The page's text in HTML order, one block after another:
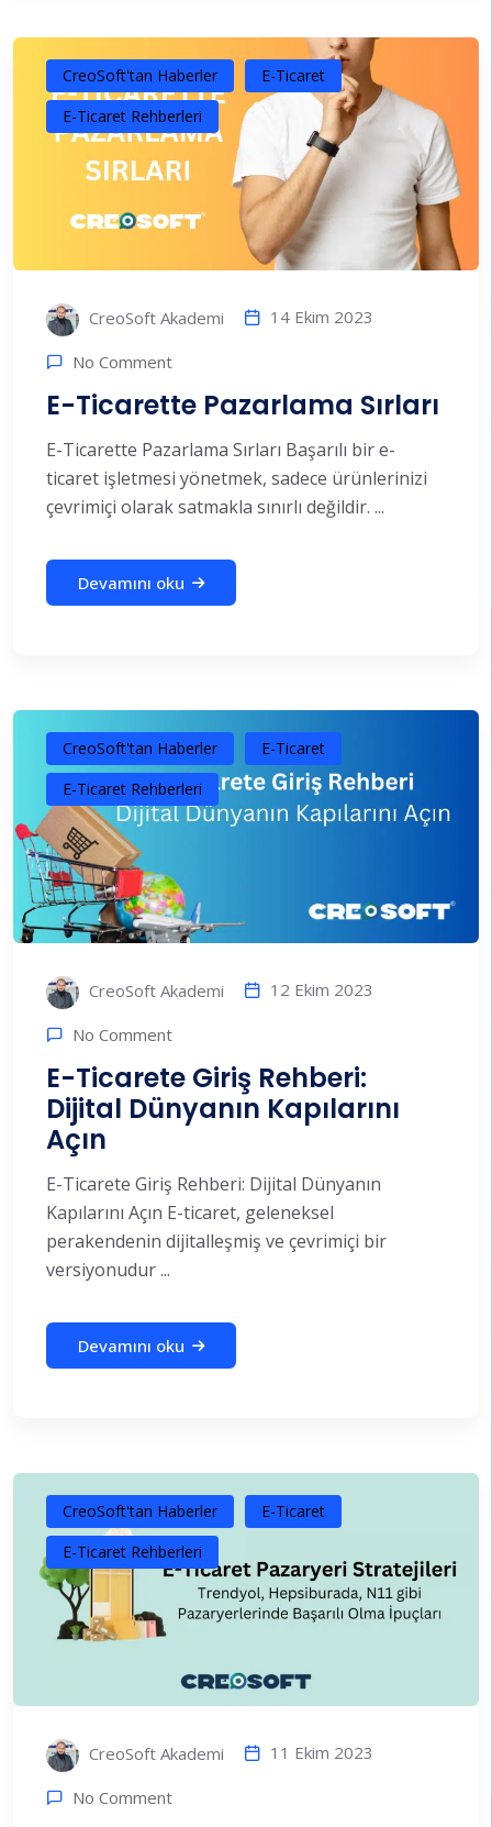
CreoSoft'tan Haberler
E-Ticaret
E-Ticaret Rehberleri
CreoSoft Akademi 14 Ekim 2023
No Comment
E-Ticarette Pazarlama Sırları
E-Ticarette Pazarlama Sırları Başarılı bir e-
ticaret işletmesi yönetmek, sadece ürünlerinizi
çevrimiçi olarak satmakla sınırlı değildir. ...
Devamını oku
CreoSoft'tan Haberler
E-Ticaret
E-Ticaret Rehberleri
CreoSoft Akademi 12 Ekim 2023
No Comment
E-Ticarete Giriş Rehberi:
Dijital Dünyanın Kapılarını
Açın
E-Ticarete Giriş Rehberi: Dijital Dünyanın
Kapılarını Açın E-ticaret, geleneksel
perakendenin dijitalleşmiş ve çevrimiçi bir
versiyonudur ...
Devamını oku
CreoSoft'tan Haberler
E-Ticaret
E-Ticaret Rehberleri
CreoSoft Akademi 11 Ekim 2023
No Comment